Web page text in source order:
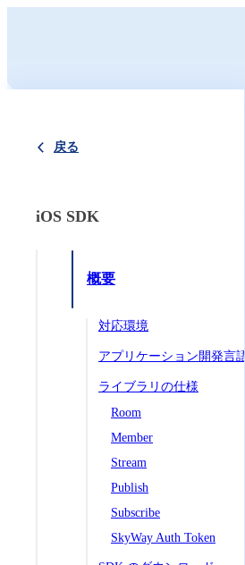
戻る
iOS SDK
概要
対応環境
アプリケーション開発言語
ライブラリの仕様
Room
Member
Stream
Publish
Subscribe
SkyWay Auth Token